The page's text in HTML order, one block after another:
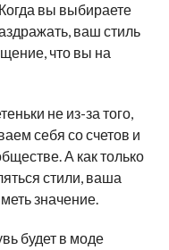
вы выбираете
ваш стиль
что вы на
не из-за того,
себя со счетов и
А как только
стили, ваша
значение.
будет в моде